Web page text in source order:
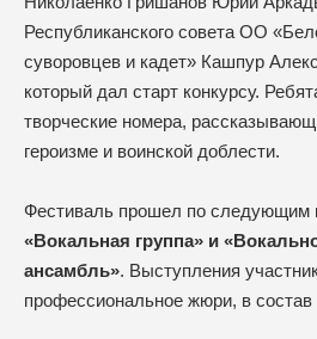
Республиканского совета ОО
суворовцев и кадет» Кашпур
который дал старт конкурсу.
творческие номера,
героизме и воинской доблести.
Фестиваль прошел по следующим
«Вокальная группа» и
ансамбль». Выступления
профессиональное жюри, в состав